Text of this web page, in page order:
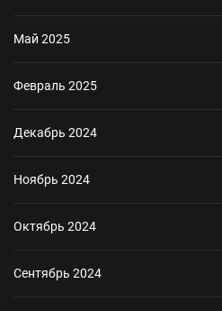
Май 2025
Февраль 2025
Декабрь 2024
Ноябрь 2024
Октябрь 2024
Сентябрь 2024